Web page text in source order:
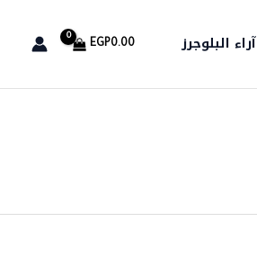
آراء البلوجرز EGP0.00